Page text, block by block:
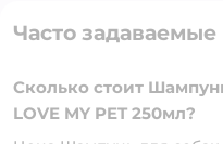
Часто
Сколько стоит
LOVE MY PET 250мл?